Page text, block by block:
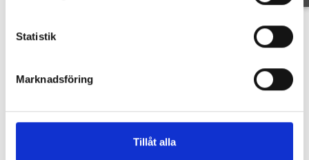
Statistik
Marknadsföring
Tillåt alla